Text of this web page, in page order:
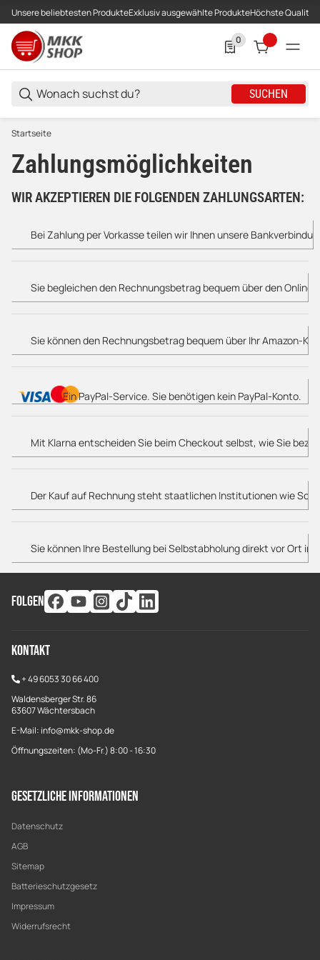
Unsere beliebtesten ProdukteExklusiv ausgewählte ProdukteHöchste Qualität
SUCHEN
0
0 Produkte in der
Startseite
Zahlungsmöglichkeiten
WIR AKZEPTIEREN DIE FOLGENDEN ZAHLUNGSARTEN:
Bei Zahlung per Vorkasse teilen wir Ihnen unsere
Sie begleichen den Rechnungsbetrag bequem über den
Sie können den Rechnungsbetrag bequem über Ihr Amazon-
Ein PayPal-Service. Sie benötigen kein PayPal-Konto.
Mit Klarna entscheiden Sie beim Checkout selbst, wie Sie
Der Kauf auf Rechnung steht staatlichen Institutionen wie
Sie können Ihre Bestellung bei Selbstabholung direkt vor Ort in
FOLGEN
Kontakt
+49 6053 30 66 400
Waldensberger Str. 86
63607 Wächtersbach
E-Mail: info@mkk-shop.de
Öffnungszeiten: (Mo-Fr.) 8:00 - 16:30
Gesetzliche Informationen
Datenschutz
AGB
Sitemap
Batterieschutzgesetz
Impressum
Widerrufsrecht